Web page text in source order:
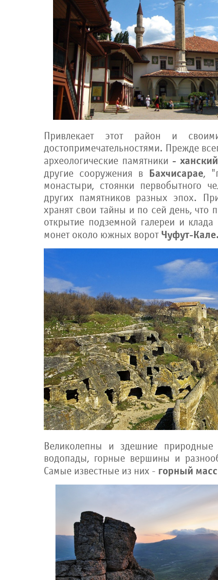
Привлекает этот район и
достопримечательностями. Прежде
археологические памятники -
другие сооружения в Бахчисарае,
монастыри, стоянки первобытного
других памятников разных эпох.
хранят свои тайны и по сей день, что
открытие подземной галереи и клада
монет около южных ворот Чуфут-
Великолепны и здешние
водопады, горные вершины и
Самые известные из них - горный